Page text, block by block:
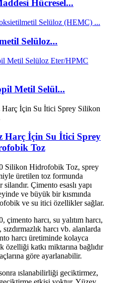
Hücresel...
Selüloz...
Metil Selül...
Harç İçin Su İtici Sprey
Toz
Silikon Hidrofobik Toz, sprey
üretilen toz formunda
Çimento esaslı yapı
ve büyük bir kısmında
ve su itici özellikler sağlar.
harcı, su yalıtım harcı,
harcı vb. alanlarda
harcı üretiminde kolayca
özelliği katkı miktarına bağlıdır
göre ayarlanabilir.
ıslanabilirliği geciktirmez,